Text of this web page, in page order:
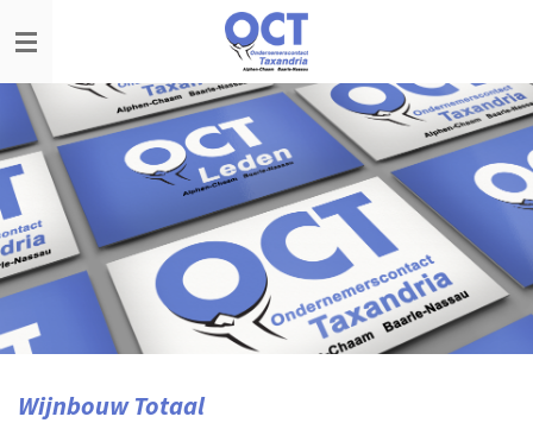
direct
de
hoofdinhoud
Wijnbouw Totaal